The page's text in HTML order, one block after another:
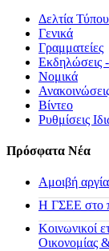
Δελτία Τύπου
Γενικά
Γραμματείες
Εκδηλώσεις -
Νομικά
Βίντεο
Ρυθμίσεις
Πρόσφατα Νέα
Αμοιβή
H ΓΣΕΕ στο
Κοινωνικοί
Οικονομίας